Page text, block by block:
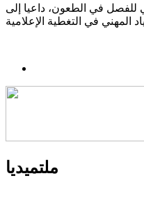
للفصل في الطعون، داعيا إلى
ملتميديا